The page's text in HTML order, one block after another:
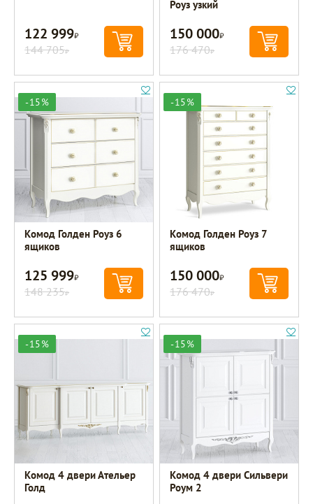
122 999Р
144 705Р
Роуз узкий
150 000Р
176 470Р
-15%
Комод Голден Роуз 6
ящиков
125 999Р
148 235Р
-15%
Комод Голден Роуз 7
ящиков
150 000Р
176 470Р
-15%
Комод 4 двери Ательер
Голд
-15%
Комод 4 двери Сильвери
Роум 2